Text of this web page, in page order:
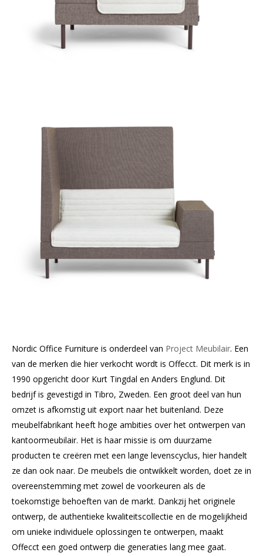
Nordic Office Furniture is onderdeel van Project Meubilair. Een
van de merken die hier verkocht wordt is Offecct. Dit merk is in
1990 opgericht door Kurt Tingdal en Anders Englund. Dit
bedrijf is gevestigd in Tibro, Zweden. Een groot deel van hun
omzet is afkomstig uit export naar het buitenland. Deze
meubelfabrikant heeft hoge ambities over het ontwerpen van
kantoormeubilair. Het is haar missie is om duurzame
producten te creëren met een lange levenscyclus, hier handelt
ze dan ook naar. De meubels die ontwikkelt worden, doet ze in
overeenstemming met zowel de voorkeuren als de
toekomstige behoeften van de markt. Dankzij het originele
ontwerp, de authentieke kwaliteitscollectie en de mogelijkheid
om unieke individuele oplossingen te ontwerpen, maakt
Offecct een goed ontwerp die generaties lang mee gaat.